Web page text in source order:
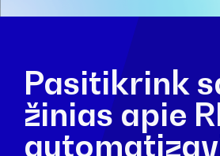
Pasitikrink
žinias apie